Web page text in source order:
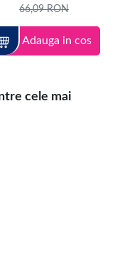
66,09RON
Adauga in cos
cele mai